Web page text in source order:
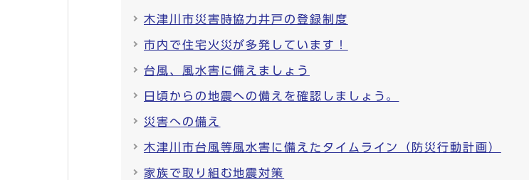
木津川市災害時協力井戸の登録制度
市内で住宅火災が多発しています！
台風、風水害に備えましょう
日頃からの地震への備えを確認しましょう。
災害への備え
木津川市台風等風水害に備えたタイムライン（防災行動計画）
家族で取り組む地震対策